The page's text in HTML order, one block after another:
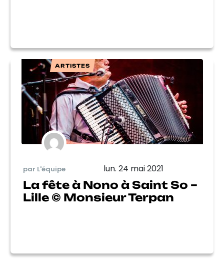
ARTISTES
par L'équipe lun. 24 mai 2021
La fête à Nono à Saint So –
Lille © Monsieur Terpan